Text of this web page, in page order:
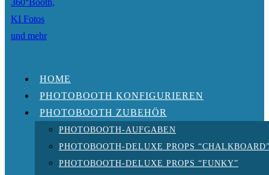
HOME
PHOTOBOOTH KONFIGURIEREN
PHOTOBOOTH ZUBEHÖR
PHOTOBOOTH-AUFGABEN
PHOTOBOOTH-DELUXE PROPS
PHOTOBOOTH-DELUXE PROPS “FUNKY”